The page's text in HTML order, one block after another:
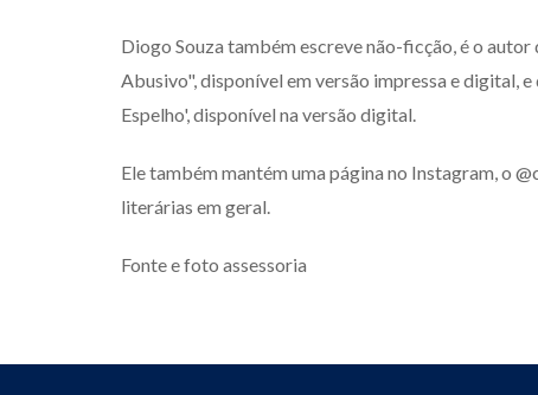
Diogo Souza também escreve não-ficção, é o
Abusivo", disponível em versão impressa e digital,
Espelho', disponível na versão digital.
Ele também mantém uma página no Instagram, o
literárias em geral.
Fonte e foto assessoria